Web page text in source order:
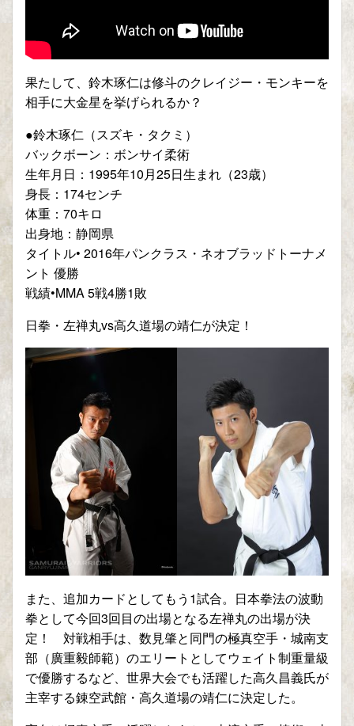
果たして、鈴木琢仁は修斗のクレイジー・モンキーを
相手に大金星を挙げられるか？
●鈴木琢仁（スズキ・タクミ）
バックボーン：ボンサイ柔術
生年月日：1995年10月25日生まれ（23歳）
身長：174センチ
体重：70キロ
出身地：静岡県
タイトル• 2016年パンクラス・ネオブラッドトーナメ
ント 優勝
戦績•MMA 5戦4勝1敗
日拳・左禅丸vs高久道場の靖仁が決定！
また、追加カードとしてもう 1試合。日本拳法の波動
拳として今回3回目の出場となる左禅丸の出場が決
定！ 対戦相手は、数見肇と同門の極真空手・城南支
部（廣重毅師範）のエリートとしてウェイト制重量級
で優勝するなど、世界大会でも活躍した高久昌義氏が
主宰する錬空武館・高久道場の靖仁に決定した。